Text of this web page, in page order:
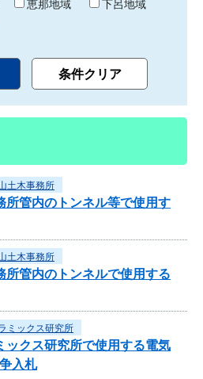
恵那地域
下呂地域
土木事務所
所管内のトンネル等で使用す
土木事務所
所管内のトンネルで使用する
ミックス研究所
ックス研究所で使用する電気
入札